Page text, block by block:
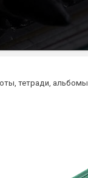
тетради, альбомы